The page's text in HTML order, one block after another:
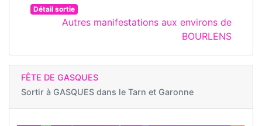
Détail sortie
Autres manifestations aux environs de
BOURLENS
FÊTE DE GASQUES
Sortir à GASQUES dans le Tarn et Garonne